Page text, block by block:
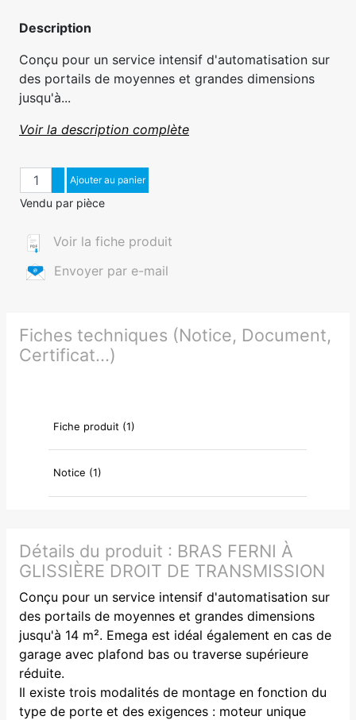
Description
Conçu pour un service intensif d'automatisation sur
des portails de moyennes et grandes dimensions
jusqu'à...
Voir la description complète
QuantitéAugmenter quantité
Diminuer quantité
Ajouter au panier
Vendu par pièce
Voir la fiche produit
Envoyer par e-mail
Fiches techniques (Notice, Document,
Certificat...)
Fiche produit (1)
Notice (1)
Détails du produit : BRAS FERNI À
GLISSIÈRE DROIT DE TRANSMISSION
Conçu pour un service intensif d'automatisation sur
des portails de moyennes et grandes dimensions
jusqu'à 14 m². Emega est idéal également en cas de
garage avec plafond bas ou traverse supérieure
réduite.
Il existe trois modalités de montage en fonction du
type de porte et des exigences : moteur unique